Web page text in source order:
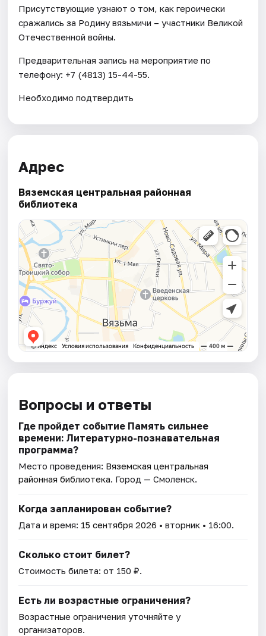
Присутствующие узнают о том, как героически
сражались за Родину вязьмичи – участники Великой
Отечественной войны.
Предварительная запись на мероприятие по
телефону: +7 (4813) 15-44-55.
Необходимо подтвердить
Адрес
Вяземская центральная районная
библиотека
Вопросы и ответы
Где пройдет событие Память сильнее
времени: Литературно-познавательная
программа?
Место проведения: Вяземская центральная
районная библиотека. Город — Смоленск.
Когда запланирован событие?
Дата и время: 15 сентября 2026 • вторник • 16:00.
Сколько стоит билет?
Стоимость билета: от 150 ₽.
Есть ли возрастные ограничения?
Возрастные ограничения уточняйте у
организаторов.